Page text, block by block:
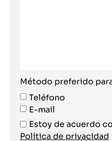
Método preferido
Teléfono
E-mail
Estoy de acuerdo
Política de privacidad